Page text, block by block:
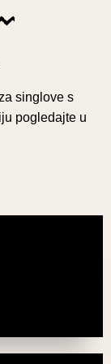
singlove s
pogledajte u